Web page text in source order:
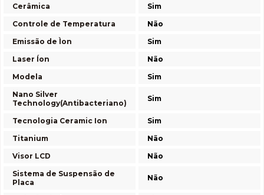
Cerâmica
Sim
Controle de Temperatura
Não
Emissão de Ìon
Sim
Laser Íon
Não
Modela
Sim
Nano Silver
Technology(Antibacteriano)
Sim
Tecnologia Ceramic Ion
Sim
Titanium
Não
Visor LCD
Não
Sistema de Suspensão de
Placa
Não